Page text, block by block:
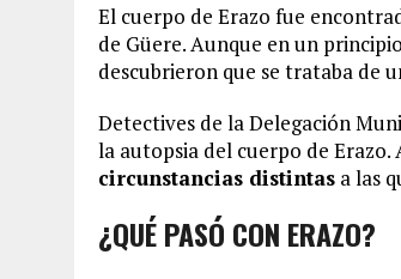
El cuerpo de Erazo fue
de Güere. Aunque en un
descubrieron que se trataba de
Detectives de la Delegación
la autopsia del cuerpo de Erazo.
circunstancias distintas a las
¿QUÉ PASÓ CON ERAZO?